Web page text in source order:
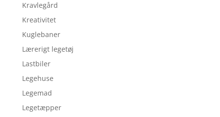
Kravlegård
Kreativitet
Kuglebaner
Lærerigt legetøj
Lastbiler
Legehuse
Legemad
Legetæpper